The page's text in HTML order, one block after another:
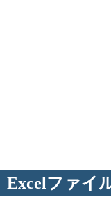
Excelファイ